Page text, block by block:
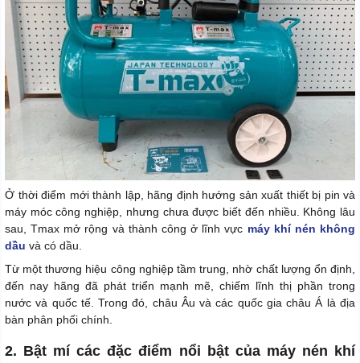
Ở thời điểm mới thành lập, hãng định hướng sản xuất thiết bị pin và
máy móc công nghiệp, nhưng chưa được biết đến nhiều. Không lâu
sau, Tmax mở rộng và thành công ở lĩnh vực máy khí nén không
dầu và có dầu.
Từ một thương hiệu công nghiệp tầm trung, nhờ chất lượng ổn định,
đến nay hãng đã phát triển mạnh mẽ, chiếm lĩnh thị phần trong
nước và quốc tế. Trong đó, châu Âu và các quốc gia châu Á là địa
bàn phân phối chính.
2. Bật mí các đặc điểm nổi bật của máy nén khí